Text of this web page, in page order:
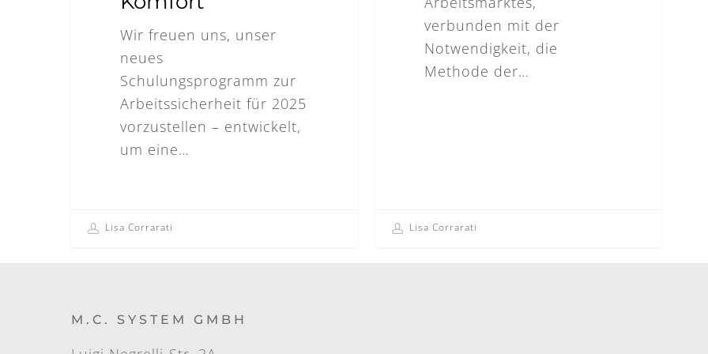
Wir freuen uns, unser
neues
Schulungsprogramm zur
Arbeitssicherheit für 2025
vorzustellen – entwickelt,
um eine…
Lisa Corrarati
verbunden mit der
Notwendigkeit, die
Methode der…
Lisa Corrarati
M.C. SYSTEM GMBH